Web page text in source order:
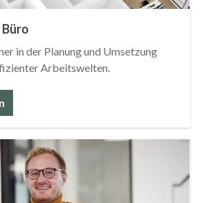
in der Planung und Umsetzung
Arbeitswelten.